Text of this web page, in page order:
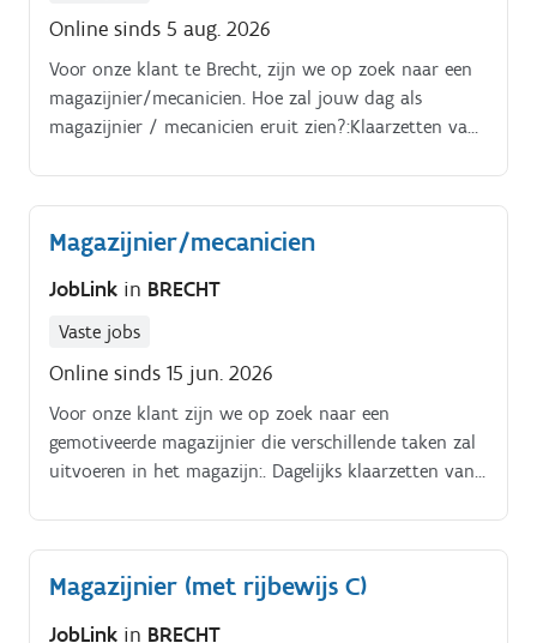
Online sinds 5 aug. 2026
Voor onze klant te Brecht, zijn we op zoek naar een
magazijnier/mecanicien. Hoe zal jouw dag als
magazijnier / mecanicien eruit zien?:Klaarzetten van
grondstoffen, machines, voor je collega’s.
Magazijnier/mecanicien
JobLink in BRECHT
Vaste jobs
Online sinds 15 jun. 2026
Voor onze klant zijn we op zoek naar een
gemotiveerde magazijnier die verschillende taken zal
uitvoeren in het magazijn:. Dagelijks klaarzetten van
de staat van teruggebracht materiaal en eventuele
schade herstellen In ontvangst nemen van geleverde
Magazijnier (met rijbewijs C)
JobLink in BRECHT